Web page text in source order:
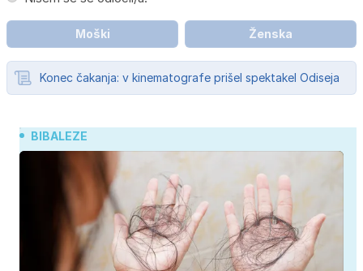
Moški Ženska
Konec čakanja: v kinematografe prišel spektakel Odiseja
BIBALEZE